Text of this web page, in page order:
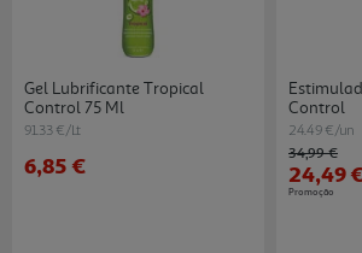
Gel Lubrificante Tropical
Control 75 Ml
91.33 €/Lt
6,85 €
Control
24.49 €/un
Price
34,99 €to
24,49
Promoção